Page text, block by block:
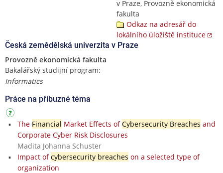
v Praze, Provozně ekonomická
fakulta
Odkaz na adresář do
lokálního úložiště instituce
Česká zemědělská univerzita v Praze
Provozně ekonomická fakulta
Bakalářský studijní program:
Informatics
Práce na příbuzné téma
The Financial Market Effects ofCybersecurity Breaches and
Corporate Cyber Risk Disclosures
Madita Johanna Schuster
Impact ofcybersecurity breaches on a selected type of
organization